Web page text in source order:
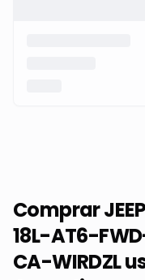
Comprar
18L-AT6-
CA-WIRDZL